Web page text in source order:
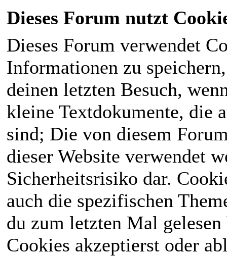
Dieses Forum nutzt
Dieses Forum verwendet
Informationen zu
deinen letzten Besuch,
kleine Textdokumente, die
sind; Die von diesem
dieser Website verwendet
Sicherheitsrisiko dar.
auch die spezifischen
du zum letzten Mal
Cookies akzeptierst oder